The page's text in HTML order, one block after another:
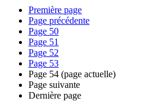
Première page
Page précédente
Page 50
Page 51
Page 52
Page 53
Page 54 (page actuelle)
Page suivante
Dernière page